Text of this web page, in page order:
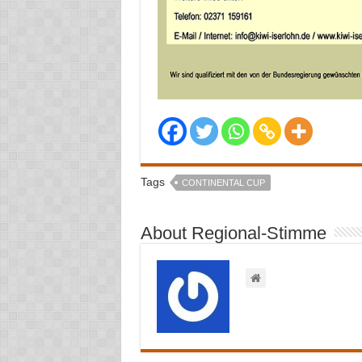
Tags CONTINENTAL CUP
About Regional-Stimme